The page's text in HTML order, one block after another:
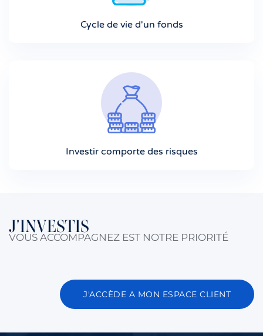
Cycle de vie d'un fonds
Investir comporte des risques
J'INVESTIS
VOUS ACCOMPAGNEZ EST NOTRE PRIORITÉ
J'ACCÈDE A MON ESPACE CLIENT